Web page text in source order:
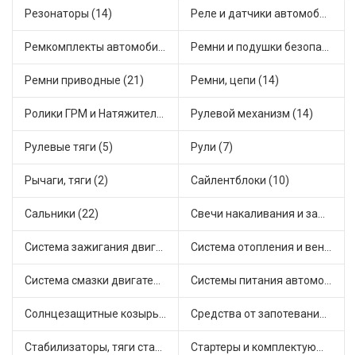
Резонаторы (14) Реле и датчики автомобильные (127)
Ремкомплекты автомобильные (68) Ремни и подушки безопасности (6)
Ремни приводные (21) Ремни, цепи (14)
Ролики ГРМ и Натяжители (19) Рулевой механизм (14)
Рулевые тяги (5) Рули (7)
Рычаги, тяги (2) Сайлентблоки (10)
Сальники (22) Свечи накаливания и зажигания (23)
Система зажигания двигателя (5) Система отопления и вентиляции (10)
Система смазки двигателя (9) Системы питания автомобиля (16)
Солнцезащитные козырьки для салона автомобиля (1) Средства от запотевания и размораживатели стекла (1)
Стабилизаторы, тяги стабилизатора, стойки стабилиз (8) Стартеры и комплектующие (40)